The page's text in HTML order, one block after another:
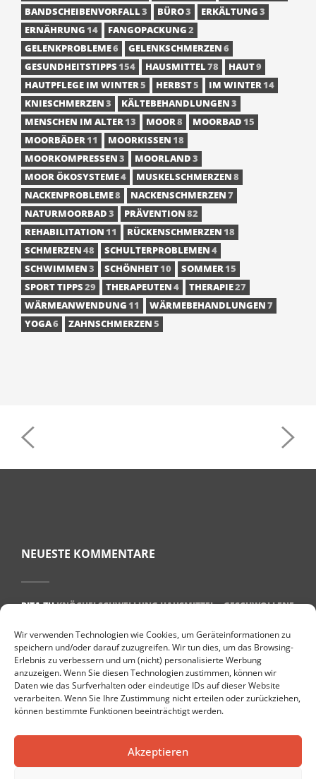
Wir verwenden Technologien wie Cookies, um Geräteinformationen zu
speichern und/oder darauf zuzugreifen. Wir tun dies, um das Browsing-
Erlebnis zu verbessern und um (nicht) personalisierte Werbung
anzuzeigen. Wenn Sie diesen Technologien zustimmen, können wir
Daten wie das Surfverhalten oder eindeutige IDs auf dieser Website
verarbeiten. Wenn Sie Ihre Zustimmung nicht erteilen oder zurückziehen,
können bestimmte Funktionen beeinträchtigt werden.
Akzeptieren
BANDSCHEIBENVORFALL3 BÜRO3 ERKÄLTUNG3
ERNÄHRUNG14 FANGOPACKUNG2
GELENKPROBLEME6 GELENKSCHMERZEN6
GESUNDHEITSTIPPS154 HAUSMITTEL78 HAUT9
HAUTPFLEGE IM WINTER5 HERBST5 IM WINTER14
KNIESCHMERZEN3 KÄLTEBEHANDLUNGEN3
MENSCHEN IM ALTER13 MOOR8 MOORBAD15
MOORBÄDER11 MOORKISSEN18
MOORKOMPRESSEN3 MOORLAND3
MOOR ÖKOSYSTEME4 MUSKELSCHMERZEN8
NACKENPROBLEME8 NACKENSCHMERZEN7
NATURMOORBAD3 PRÄVENTION82
REHABILITATION11 RÜCKENSCHMERZEN18
SCHMERZEN48 SCHULTERPROBLEMEN4
SCHWIMMEN3 SCHÖNHEIT10 SOMMER15
SPORT TIPPS29 THERAPEUTEN4 THERAPIE27
WÄRMEANWENDUNG11 WÄRMEBEHANDLUNGEN7
YOGA6 ZAHNSCHMERZEN5
POST
NAVIGATION
NEUESTE KOMMENTARE
RITAZUKNÖCHELSCHWELLUNG HAUSMITTEL – GESCHWOLLENE
ULRIKE BEHRENDZUWAS HILFT BEI PLANTARFASZIITIS? 7 TIPPS
FÜR EINE SCHNELLE GENESUNG
TARAMIZUDIE TOP 10 GESUNDHEITSBLOGS IN DEUTSCHLAND
DENISEZUGESUND LEBEN IM ALTER: 8 PRAKTISCHE TIPPS
PETERZUDIE 10 BESTEN NATÜRLICHEN HEISSEN QUELLEN IN E